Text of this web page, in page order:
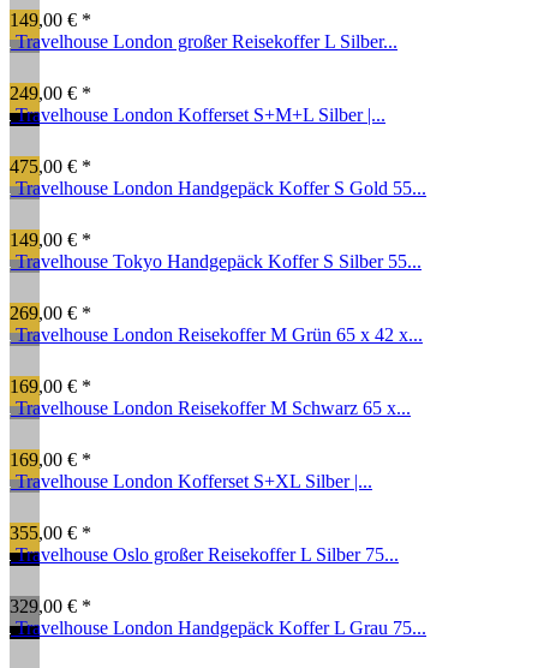
149,00 € *
Travelhouse London großer Reisekoffer L Silber...
249,00 € *
Travelhouse London Kofferset S+M+L Silber |...
475,00 € *
Travelhouse London Handgepäck Koffer S Gold 55...
149,00 € *
Travelhouse Tokyo Handgepäck Koffer S Silber 55...
269,00 € *
Travelhouse London Reisekoffer M Grün 65 x 42 x...
169,00 € *
Travelhouse London Reisekoffer M Schwarz 65 x...
169,00 € *
Travelhouse London Kofferset S+XL Silber |...
355,00 € *
Travelhouse Oslo großer Reisekoffer L Silber 75...
329,00 € *
Travelhouse London Handgepäck Koffer L Grau 75...